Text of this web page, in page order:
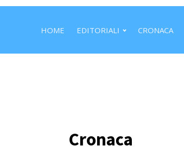
HOME EDITORIALI CRONACA
Cronaca